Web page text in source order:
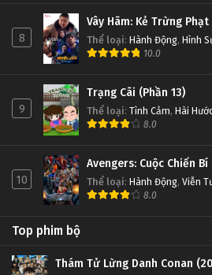
8
Vây Hãm: Kẻ Trừng Phạt
Thể loại: Hành Động, Hình
10.0
9
Trạng Cãi (Phần 13)
Thể loại: Tình Cảm, Hài
8.0
10
Avengers: Cuộc Chiến Bí
Thể loại: Hành Động, Viễn
8.0
Top phim bộ
Thám Tử Lừng Danh Conan